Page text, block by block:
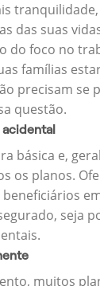
das suas
do foco no
famílias
precisam se
questão.
básica e,
os planos.
seja
muitos